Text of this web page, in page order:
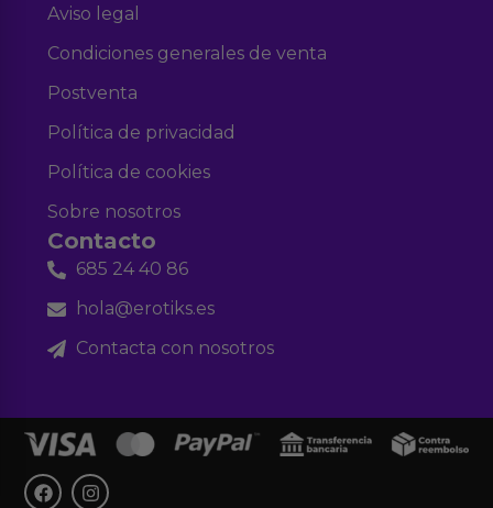
Aviso legal
Condiciones generales de venta
Postventa
Política de privacidad
Política de cookies
Sobre nosotros
Contacto
685 24 40 86
hola@erotiks.es
Contacta con nosotros
F
a
I
n